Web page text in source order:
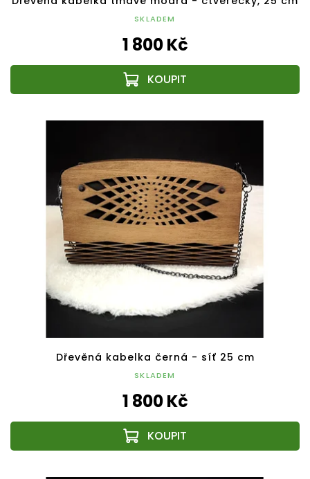
SKLADEM
1 800 Kč
Dřevěná kabelka černá - síť 25 cm
SKLADEM
1 800 Kč